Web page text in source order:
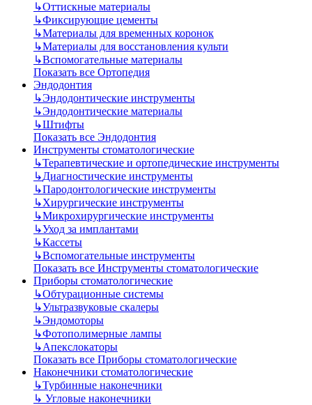
↳Оттискные материалы
↳Фиксирующие цементы
↳Материалы для временных коронок
↳Материалы для восстановления культи
↳Вспомогательные материалы
Показать все Ортопедия
Эндодонтия
↳Эндодонтические инструменты
↳Эндодонтические материалы
↳Штифты
Показать все Эндодонтия
Инструменты стоматологические
↳Терапевтические и ортопедические инструменты
↳Диагностические инструменты
↳Пародонтологические инструменты
↳Хирургические инструменты
↳Микрохирургические инструменты
↳Уход за имплантами
↳Кассеты
↳Вспомогательные инструменты
Показать все Инструменты стоматологические
Приборы стоматологические
↳Обтурационные системы
↳Ультразвуковые скалеры
↳Эндомоторы
↳Фотополимерные лампы
↳Апекслокаторы
Показать все Приборы стоматологические
Наконечники стоматологические
↳Турбинные наконечники
↳ Угловые наконечники